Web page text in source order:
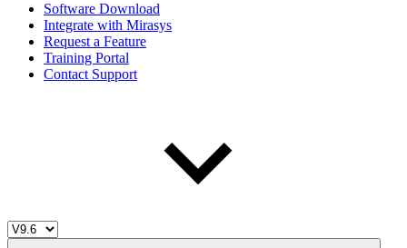
Software Download
Integrate with Mirasys
Request a Feature
Training Portal
Contact Support